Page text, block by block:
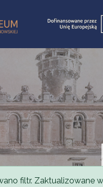
filtr. Zaktualizowane